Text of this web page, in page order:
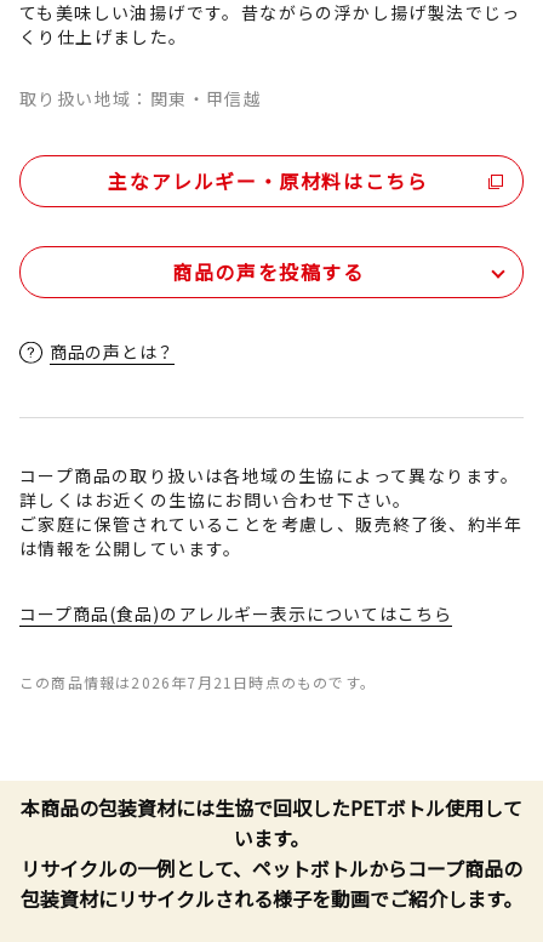
ても美味しい油揚げです。昔ながらの浮かし揚げ製法でじっ
くり仕上げました。
取り扱い地域：関東・甲信越
主なアレルギー・原材料はこちら
商品の声を投稿する
商品の声とは？
コープ商品の取り扱いは各地域の生協によって異なります。
詳しくはお近くの生協にお問い合わせ下さい。
ご家庭に保管されていることを考慮し、販売終了後、約半年
は情報を公開しています。
コープ商品(食品)のアレルギー表示についてはこちら
この商品情報は2026年7月21日時点のものです。
本商品の包装資材には生協で回収したPETボトル使用して
います。
リサイクルの一例として、ペットボトルからコープ商品の
包装資材にリサイクルされる様子を動画でご紹介します。